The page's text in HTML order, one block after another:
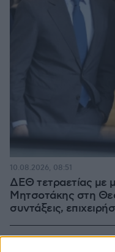
ΔΕΘ τετραετίας με
Μητσοτάκης στη
συντάξεις,
10.08.2026, 08:51